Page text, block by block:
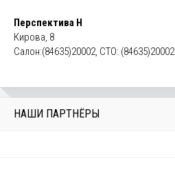
Перспектива Н
Кирова, 8
Салон:(84635)20002, СТО: (84635)20002
НАШИ ПАРТНЁРЫ